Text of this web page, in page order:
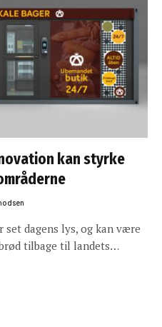
kan styrke
dagens lys, og kan være
tilbage til landets…